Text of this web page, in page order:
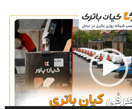
نمایشگر
ویدیو